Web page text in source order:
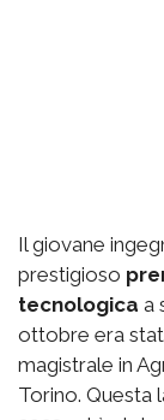
Il giovane
prestigioso
tecnologica a
ottobre era
magistrale in
Torino. Questa